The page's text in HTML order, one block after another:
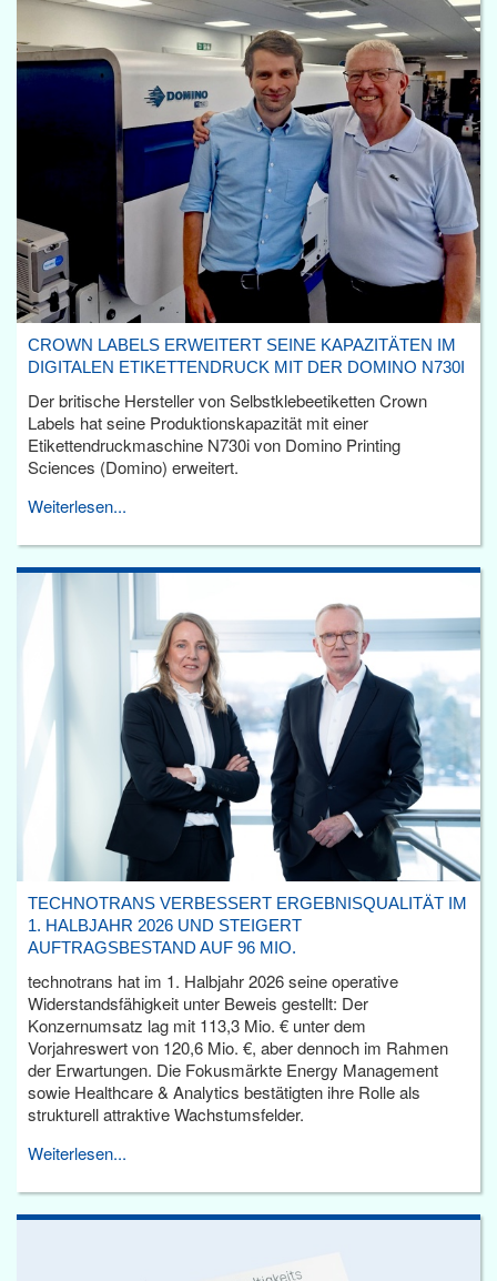
CROWN LABELS ERWEITERT SEINE KAPAZITÄTEN IM
DIGITALEN ETIKETTENDRUCK MIT DER DOMINO N730I
Der britische Hersteller von Selbstklebeetiketten Crown
Labels hat seine Produktionskapazität mit einer
Etikettendruckmaschine N730i von Domino Printing
Sciences (Domino) erweitert.
Weiterlesen...
TECHNOTRANS VERBESSERT ERGEBNISQUALITÄT IM
1. HALBJAHR 2026 UND STEIGERT
AUFTRAGSBESTAND AUF 96 MIO.
technotrans hat im 1. Halbjahr 2026 seine operative
Widerstandsfähigkeit unter Beweis gestellt: Der
Konzernumsatz lag mit 113,3 Mio. € unter dem
Vorjahreswert von 120,6 Mio. €, aber dennoch im Rahmen
der Erwartungen. Die Fokusmärkte Energy Management
sowie Healthcare & Analytics bestätigten ihre Rolle als
strukturell attraktive Wachstumsfelder.
Weiterlesen...